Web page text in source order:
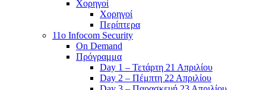
Χορηγοί
Χορηγοί
Περίπτερα
11o Infocom Security
On Demand
Πρόγραμμα
Day 1 – Τετάρτη 21 Απριλίου
Day 2 – Πέμπτη 22 Απριλίου